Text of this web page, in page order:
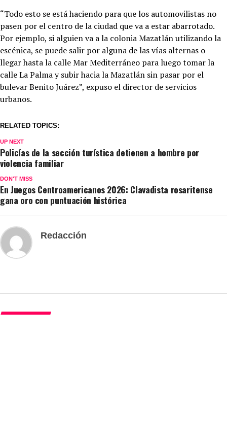
“Todo esto se está haciendo para que los automovilistas no
pasen por el centro de la ciudad que va a estar abarrotado.
Por ejemplo, si alguien va a la colonia Mazatlán utilizando la
escénica, se puede salir por alguna de las vías alternas o
llegar hasta la calle Mar Mediterráneo para luego tomar la
calle La Palma y subir hacia la Mazatlán sin pasar por el
bulevar Benito Juárez”, expuso el director de servicios
urbanos.
RELATED TOPICS:
UP NEXT
Policías de la sección turística detienen a hombre por
violencia familiar
DON'T MISS
En Juegos Centroamericanos 2026: Clavadista rosaritense
gana oro con puntuación histórica
Redacción
DEPORTES